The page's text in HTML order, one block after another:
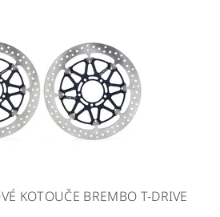
KOTOUČE BREMBO T-DRIVE